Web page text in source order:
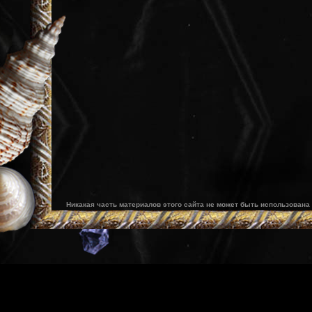
Никакая часть материалов этого сайта не может быть